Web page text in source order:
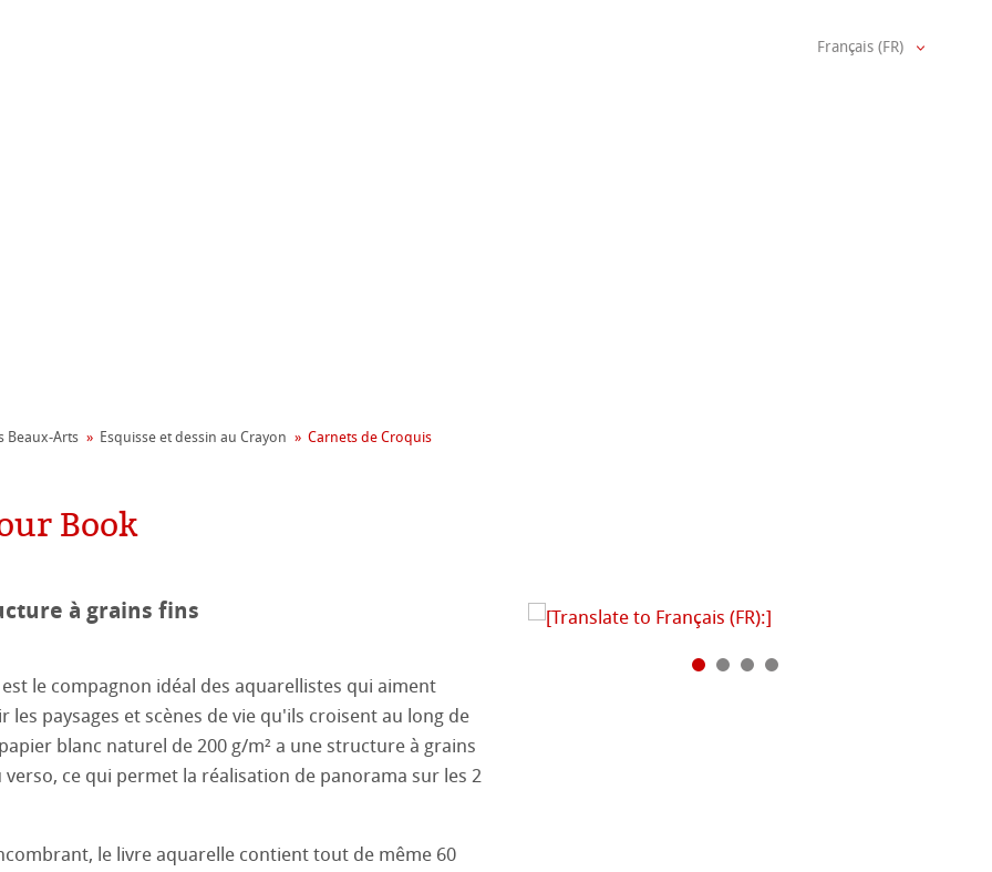
Program
& QT Albums
en lin
Arts
Français (FR)
Beaux-Arts Esquisse et dessin au Crayon Carnets de Croquis
Book
à grains fins
est le compagnon idéal des aquarellistes qui aiment
les paysages et scènes de vie qu'ils croisent au long de
blanc naturel de 200 g/m² a une structure à grains
ce qui permet la réalisation de panorama sur les 2
le livre aquarelle contient tout de même 60